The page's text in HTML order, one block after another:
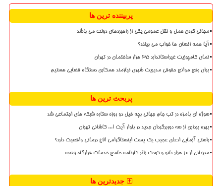
پربیننده ترین ها
مجانی کردن حمل و نقل عمومی یکی از راهبردهای دولت می باشد
آیا همه انسان ها خواب می بینند؟
نمای کامپوزیت غیراستاندارد ۳۵ هزار ساختمان در تهران
برای رفع موانع حقوقی مدیریت شهری نیازمند همکاری دستگاه قضایی هستیم
پربحث ترین ها
سوژه ای بامزه در تب جام جهانی بچه فیل دو روزه ستاره شبکه های اجتماعی شد
بهره برداری از سه دوربرگردان جدید در بلوار آیت ا... کاشانی تهران
راستی آزمایی ادعای عجیب یک پست اینستاگرامی الاغ درمانی واقعیت دارد؟
میزبانی از ۱۰ هزار بانو و کودک زائر کارنامه جامع خدمات قرارگاه زینبیه
جدیدترین ها